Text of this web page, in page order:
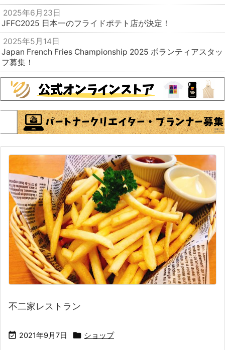
2025年6月23日
JFFC2025 日本一のフライドポテト店が決定！
2025年5月14日
Japan French Fries Championship 2025 ボランティアスタッ
フ募集！
不二家レストラン
 2021年9月7日  ショップ